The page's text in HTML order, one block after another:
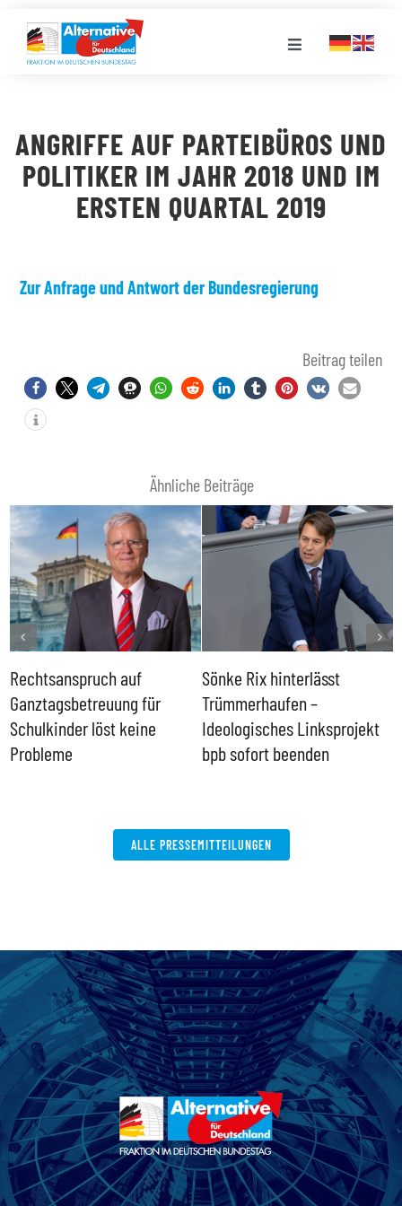
Inhalt
springen
Toggle
LANDESGRUPPEN
VERANSTALTUNGEN
PRESSE
MEDIATHEK
ANGRIFFE AUF PARTEIBÜROS UND
POLITIKER IM JAHR 2018 UND IM
ERSTEN QUARTAL 2019
Zur Anfrage und Antwort der Bundesregierung
Beitrag teilen
Ähnliche Beiträge
Rechtsanspruch auf
Ganztagsbetreuung für
Schulkinder löst keine
Probleme
Sönke Rix hinterlässt
Trümmerhaufen –
Ideologisches Linksprojekt
bpb sofort beenden
ALLE PRESSEMITTEILUNGEN